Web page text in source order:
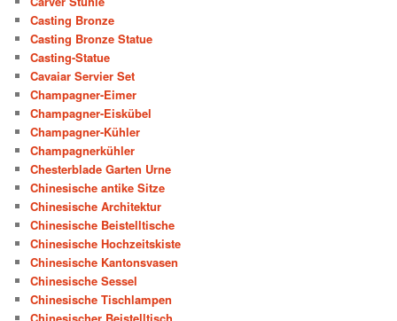
Casting Bronze
Casting Bronze Statue
Casting-Statue
Cavaiar Servier Set
Champagner-Eimer
Champagner-Eiskübel
Champagner-Kühler
Champagnerkühler
Chesterblade Garten Urne
Chinesische antike Sitze
Chinesische Architektur
Chinesische Beistelltische
Chinesische Hochzeitskiste
Chinesische Kantonsvasen
Chinesische Sessel
Chinesische Tischlampen